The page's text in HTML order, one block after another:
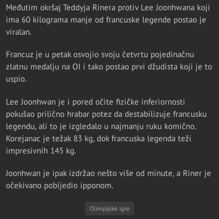
Međutim okršaj Teddyja Rinera protiv Lee Joonhwana koji
ima 60 kilograma manje od francuske legende postao je
viralan.
Francuz je u petak osvojio svoju četvrtu pojedinačnu
zlatnu medalju na OI i tako postao prvi džudista koji je to
uspio.
Lee Joonhwan je i pored očite fizičke inferiornosti
pokušao prilično hrabar potez da destabilizuje francusku
legendu, ali to je izgledalo u najmanju ruku komično.
Korejanac je težak 83 kg, dok francuska legenda teži
impresivnih 145 kg.
Joonhwan je ipak izdržao nešto više od minute, a Riner je
očekivano pobijedio ipponom.
Olimpijske igre